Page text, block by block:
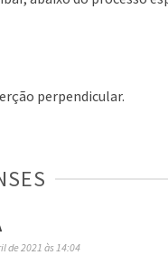
perpendicular.
de 2021 às 14:04